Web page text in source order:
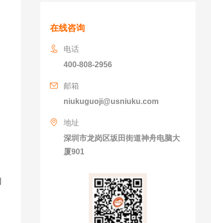
在线咨询
电话
400-808-2956
邮箱
niukuguoji@usniuku.com
地址
深圳市龙岗区坂田街道神舟电脑大
厦901